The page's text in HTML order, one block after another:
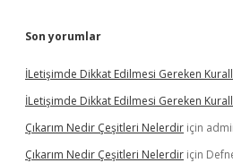
Son yorumlar
İLetişimde Dikkat Edilmesi Gereken
İLetişimde Dikkat Edilmesi Gereken
Çıkarım Nedir Çeşitleri Nelerdir için
Çıkarım Nedir Çeşitleri Nelerdir için